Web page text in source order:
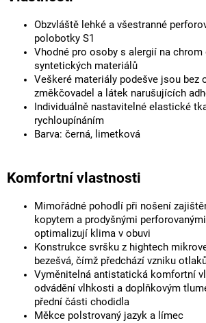
Obzvláště lehké a všestranné
polobotky S1
Vhodné pro osoby s alergií na chrom
syntetických materiálů
Veškeré materiály podešve jsou bez
změkčovadel a látek narušujících
Individuálně nastavitelné elastické
rychloupínáním
Barva: černá, limetková
Komfortní vlastnosti
Mimořádné pohodlí při nošení
kopytem a prodyšnými
optimalizují klima v obuvi
Konstrukce svršku z hightech
bezešvá, čímž předchází vzniku
Vyměnitelná antistatická komfortní
odvádění vlhkosti a doplňkovým
přední části chodidla
Měkce polstrovaný jazyk a límec